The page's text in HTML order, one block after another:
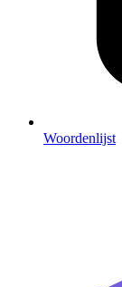
Woordenlijst